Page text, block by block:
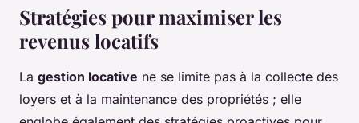
Stratégies pour maximiser les
revenus locatifs
La gestion locative ne se limite pas à la collecte des
loyers et à la maintenance des propriétés ; elle